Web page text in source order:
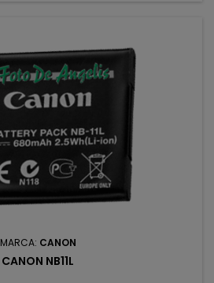
MARCA: CANON
CANON NB11L